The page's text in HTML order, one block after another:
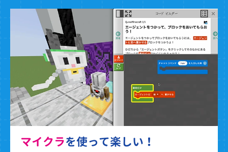
マイクラを使って楽しい！